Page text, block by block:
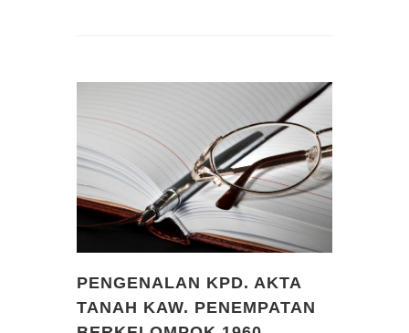
PENGENALAN KPD. AKTA
TANAH KAW. PENEMPATAN